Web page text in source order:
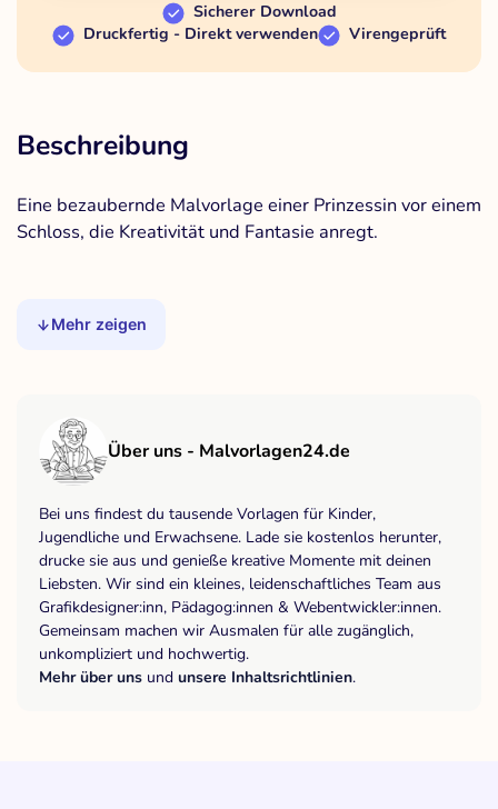
Sicherer Download
Druckfertig - Direkt verwenden
Virengeprüft
Beschreibung
Eine bezaubernde Malvorlage einer Prinzessin vor einem
Schloss, die Kreativität und Fantasie anregt.
Mehr zeigen
Über uns - Malvorlagen24.de
Bei uns findest du tausende Vorlagen für Kinder,
Jugendliche und Erwachsene. Lade sie kostenlos herunter,
drucke sie aus und genieße kreative Momente mit deinen
Liebsten. Wir sind ein kleines, leidenschaftliches Team aus
Grafikdesigner:inn, Pädagog:innen & Webentwickler:innen.
Gemeinsam machen wir Ausmalen für alle zugänglich,
unkompliziert und hochwertig.
Mehr über uns und unsere Inhaltsrichtlinien.